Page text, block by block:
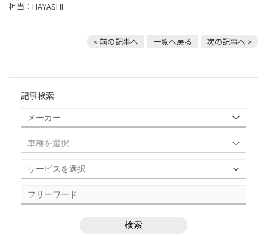
担当：HAYASHI
< 前の記事へ 一覧へ戻る 次の記事へ >
記事検索